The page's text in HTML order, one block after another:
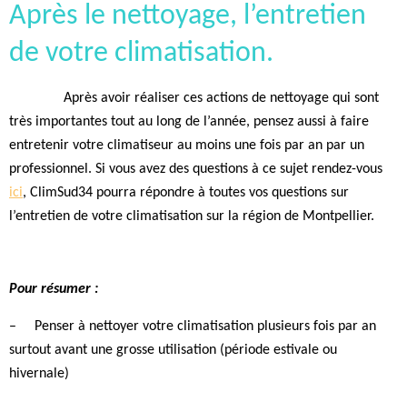
Après le nettoyage, l’entretien
de votre climatisation.
Après avoir réaliser ces actions de nettoyage qui sont
très importantes tout au long de l’année, pensez aussi à faire
entretenir votre climatiseur au moins une fois par an par un
professionnel. Si vous avez des questions à ce sujet rendez-vous
ici, ClimSud34 pourra répondre à toutes vos questions sur
l’entretien de votre climatisation sur la région de Montpellier.
Pour résumer :
–
Penser à nettoyer votre climatisation plusieurs fois par an
surtout avant une grosse utilisation (période estivale ou
hivernale)